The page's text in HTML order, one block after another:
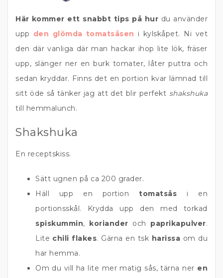
Här kommer ett snabbt tips på hur du använder
upp den glömda tomatsåsen i kylskåpet. Ni vet
den där vanliga där man hackar ihop lite lök, fräser
upp, slänger ner en burk tomater, låter puttra och
sedan kryddar. Finns det en portion kvar lämnad till
sitt öde så tänker jag att det blir perfekt shakshuka
till hemmalunch.
Shakshuka
En receptskiss.
Sätt ugnen på ca 200 grader.
Häll upp en portion tomatsås i en
portionsskål. Krydda upp den med torkad
spiskummin, koriander och paprikapulver.
Lite chili flakes. Gärna en tsk harissa om du
har hemma.
Om du vill ha lite mer matig sås, tärna ner en